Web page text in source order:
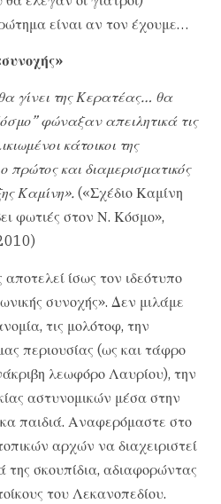
είναι αν τον έχουμε…
γίνει της Κερατέας… θα
φώναξαν απειλητικά τις
κάτοικοι της
πρώτος και διαμερισματικός
Καμίνη». («Σχέδιο Καμίνη
φωτιές στον Ν. Κόσμο»,
ίσως τον ιδεότυπο
συνοχής». Δεν μιλάμε
τις μολότοφ, την
περιουσίας (ως και τάφρο
λεωφόρο Λαυρίου), την
αστυνομικών μέσα στην
παιδιά. Αναφερόμαστε στο
αρχών να διαχειριστεί
της σκουπίδια, αδιαφορώντας
του Λεκανοπεδίου.